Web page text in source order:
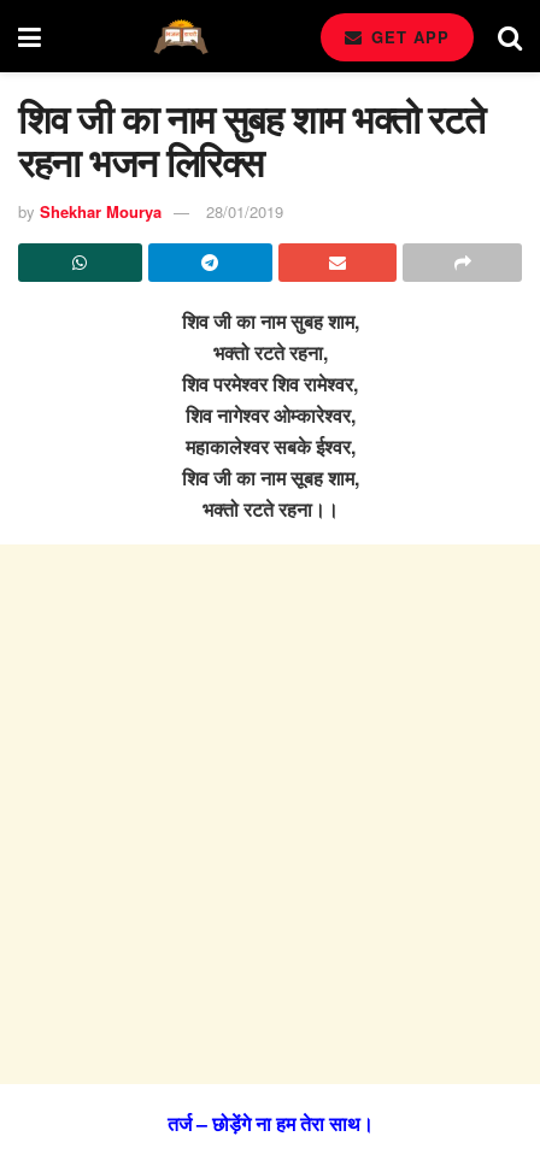
GET APP
शिव जी का नाम सुबह शाम भक्तो रटते
रहना भजन लिरिक्स
by Shekhar Mourya 28/01/2019
शिव जी का नाम सुबह शाम,
भक्तो रटते रहना,
शिव परमेश्वर शिव रामेश्वर,
शिव नागेश्वर ओम्कारेश्वर,
महाकालेश्वर सबके ईश्वर,
शिव जी का नाम सूबह शाम,
भक्तो रटते रहना।।
तर्ज – छोड़ेंगे ना हम तेरा साथ।